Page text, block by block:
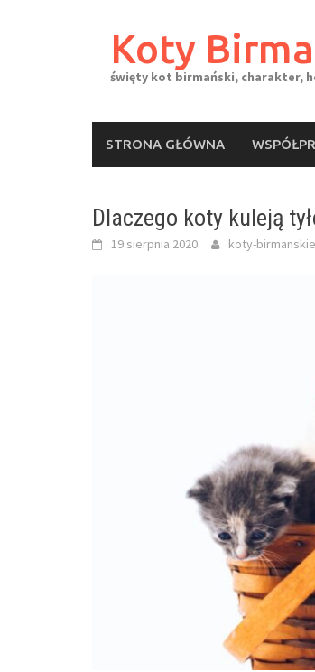
Koty
święty kot birmański, charakter,
STRONA GŁÓWNA
Dlaczego koty kuleją
19 sierpnia 2020 koty-